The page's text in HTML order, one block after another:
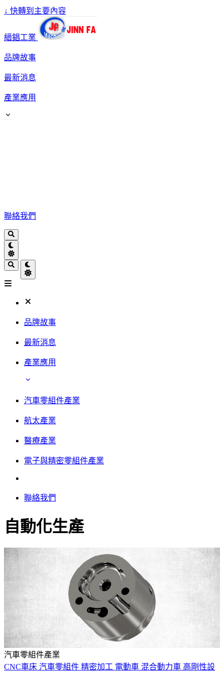
↓ 快轉到主要內容
縉錩工業
品牌故事
最新消息
產業應用
聯絡我們
品牌故事
最新消息
產業應用
汽車零組件產業
航太產業
醫療產業
電子與精密零組件產業
聯絡我們
自動化生產
汽車零組件產業
CNC車床 汽車零組件 精密加工 電動車 混合動力車 高剛性設